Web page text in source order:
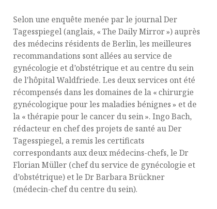
Selon une enquête menée par le journal Der
Tagesspiegel (anglais, « The Daily Mirror ») auprès
des médecins résidents de Berlin, les meilleures
recommandations sont allées au service de
gynécologie et d’obstétrique et au centre du sein
de l’hôpital Waldfriede. Les deux services ont été
récompensés dans les domaines de la « chirurgie
gynécologique pour les maladies bénignes » et de
la « thérapie pour le cancer du sein ». Ingo Bach,
rédacteur en chef des projets de santé au Der
Tagesspiegel, a remis les certificats
correspondants aux deux médecins-chefs, le Dr
Florian Müller (chef du service de gynécologie et
d’obstétrique) et le Dr Barbara Brückner
(médecin-chef du centre du sein).